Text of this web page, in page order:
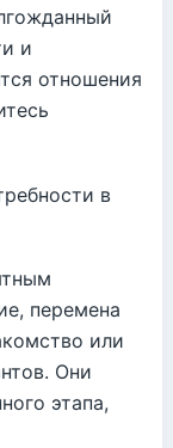
и
отношения
в
перемена
или
Они
этапа,